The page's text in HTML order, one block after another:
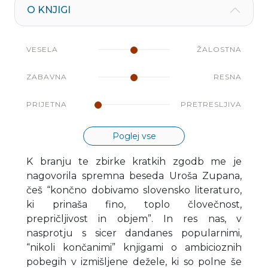
O KNJIGI
VESELA ŽALOSTNA
ZABAVNA RESNA
PRIJETNA PRETRESLJIVA
Poglej vse
K branju te zbirke kratkih zgodb me je
nagovorila spremna beseda Uroša Zupana,
češ “končno dobivamo slovensko literaturo,
ki prinaša fino, toplo človečnost,
prepričljivost in objem”. In res nas, v
nasprotju s sicer dandanes popularnimi,
“nikoli končanimi” knjigami o ambicioznih
pobegih v izmišljene dežele, ki so polne še